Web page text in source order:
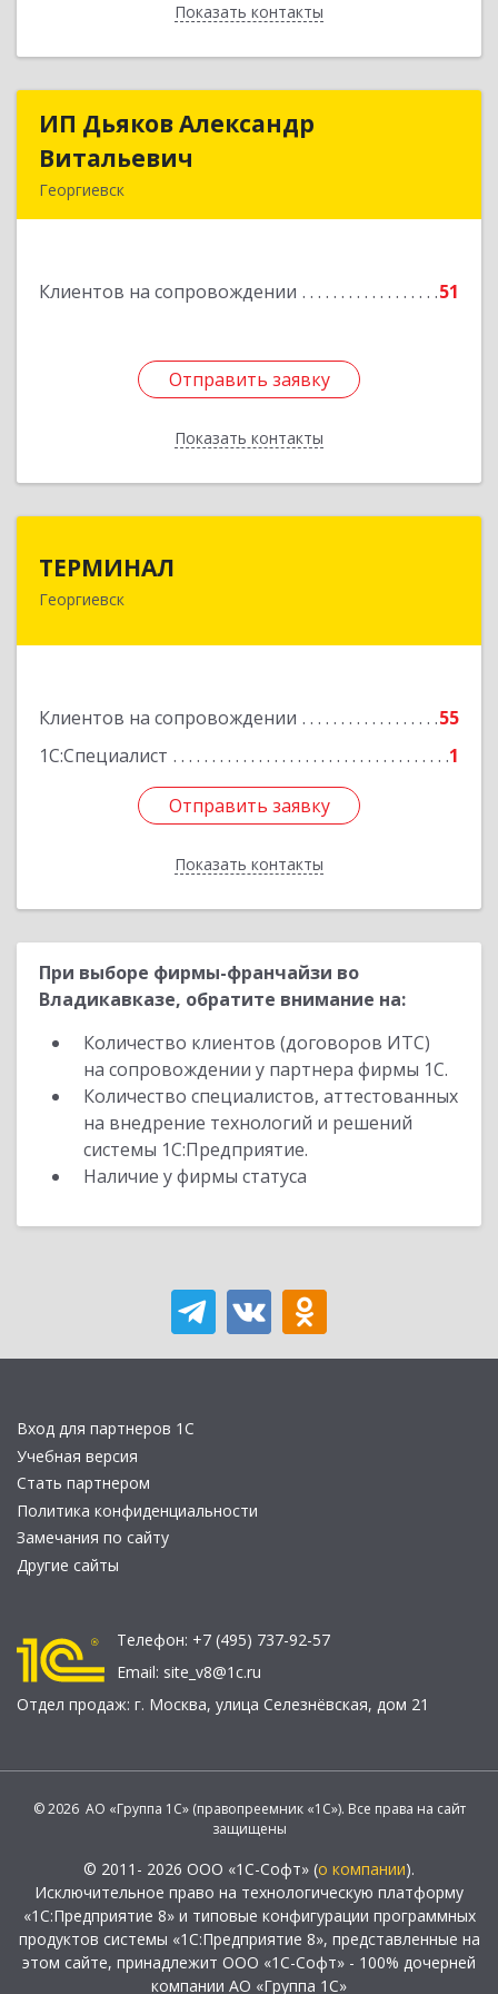
Показать контакты
Назад
ИП Дьяков Александр
Витальевич
Георгиевск
Клиентов на сопровождении 51
Отправить заявку
Показать контакты
ИП Дьяков Александр
Отправить заявку
Назад
ТЕРМИНАЛ
Георгиевск
Клиентов на сопровождении
55
1С:Специалист
1
Отправить заявку
Показать контакты
357820, Ставропольский край, Георгиевск г,
Отправить заявку
Назад
При выборе фирмы-франчайзи во
Владикавказе, обратите внимание на:
Количество клиентов (договоров ИТС)
на сопровождении у партнера фирмы 1С.
Количество специалистов, аттестованных
на внедрение технологий и решений
системы 1С:Предприятие.
Наличие у фирмы статуса
Вход для партнеров 1С
Учебная версия
Стать партнером
Политика конфиденциальности
Замечания по сайту
Другие сайты
Телефон: +7 (495) 737-92-57
Email: site_v8@1c.ru
Отдел продаж: г. Москва, улица Селезнёвская, дом 21
© 2026 АО «Группа 1С» (правопреемник «1С»). Все права на сайт
защищены
© 2011- 2026 ООО «1С-Софт» (о компании).
Исключительное право на технологическую платформу
«1С:Предприятие 8» и типовые конфигурации программных
продуктов системы «1С:Предприятие 8», представленные на
этом сайте, принадлежит ООО «1С-Софт» - 100% дочерней
компании АО «Группа 1С»